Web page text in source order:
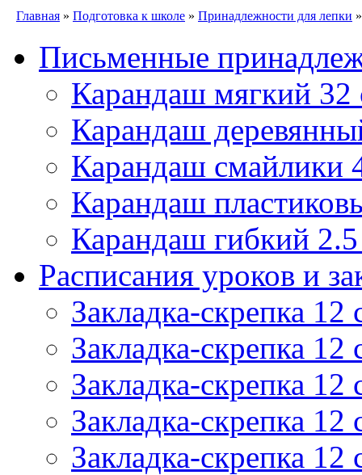
Главная » Подготовка к школе » Принадлежности для лепки
Письменные
Карандаш мягкий 32
Карандаш
Карандаш
Карандаш
Карандаш гибкий
Расписания уроков и
Закладка-скрепка
Закладка-скрепка
Закладка-скрепка
Закладка-скрепка
Закладка-скрепка